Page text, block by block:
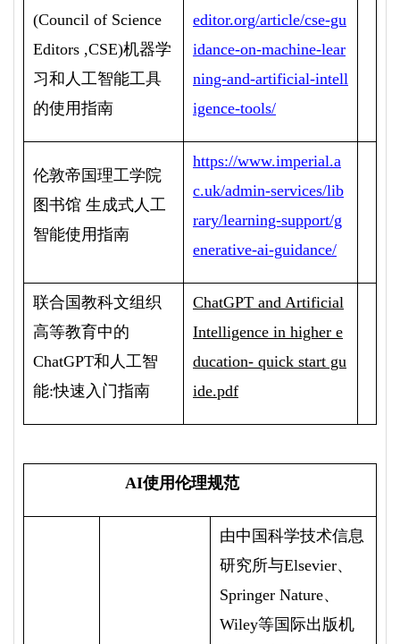
(Council of Science
Editors ,CSE)机器学
习和人工智能工具
的使用指南
editor.org/article/cse-gu
idance-on-machine-lear
ning-and-artificial-intell
igence-tools/
伦敦帝国理工学院
图书馆 生成式人工
智能使用指南
https://www.imperial.a
c.uk/admin-services/lib
rary/learning-support/g
enerative-ai-guidance/
联合国教科文组织
高等教育中的
ChatGPT和人工智
能:快速入门指南
ChatGPT and Artificial
Intelligence in higher e
ducation- quick start gu
ide.pdf
AI使用伦理规范
由中国科学技术信息
研究所与Elsevier、
Springer Nature、
Wiley等国际出版机